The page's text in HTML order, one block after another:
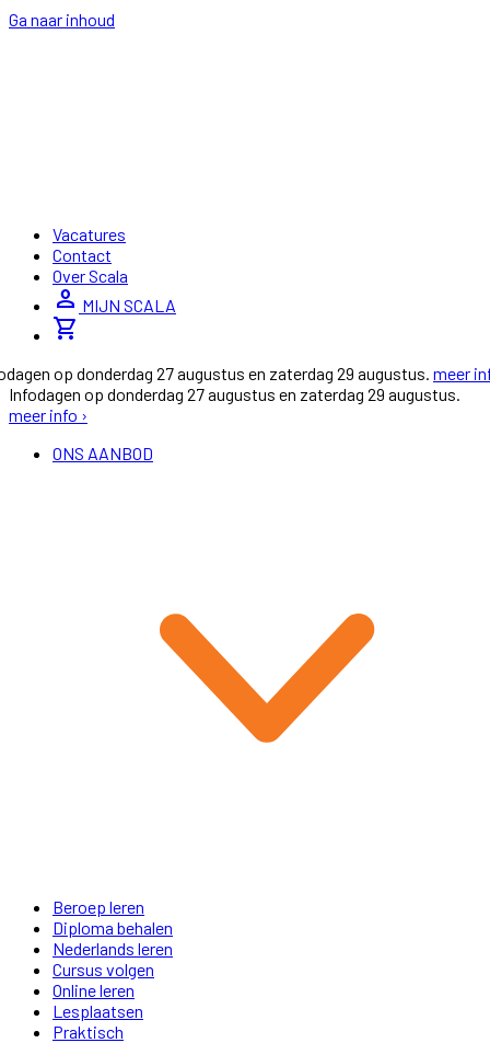
Ga naar inhoud
Vacatures
Contact
Over Scala
person MIJN SCALA
shopping_cart
op donderdag 27 augustus en zaterdag 29 augustus. meer
Infodagen op donderdag 27 augustus en zaterdag 29 augustus.
meer info ›
ONS AANBOD
Beroep leren
Diploma behalen
Nederlands leren
Cursus volgen
Online leren
Lesplaatsen
Praktisch